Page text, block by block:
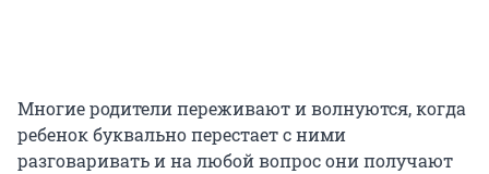
Многие родители переживают и волнуются, когда
ребенок буквально перестает с ними
разговаривать и на любой вопрос они получают